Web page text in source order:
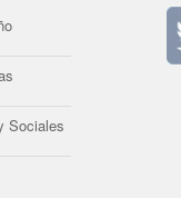
Sociales